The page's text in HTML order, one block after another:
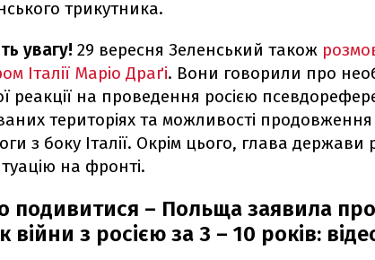
трикутника.
увагу! 29 вересня Зеленський також
Італії Маріо Драґі. Вони говорили про
реакції на проведення росією
територіях та можливості
з боку Італії. Окрім цього, глава держави
на фронті.
подивитися – Польща заявила про
війни з росією за 3 – 10 років: